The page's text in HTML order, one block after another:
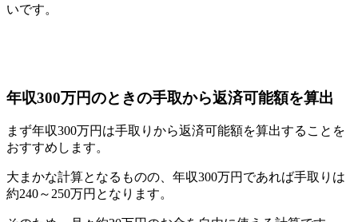
いです。
年収300万円のときの手取から返済可能額を算出
まず年収300万円は手取りから返済可能額を算出することを
おすすめします。
大まかな計算となるものの、年収300万円であれば手取りは
約240～250万円となります。